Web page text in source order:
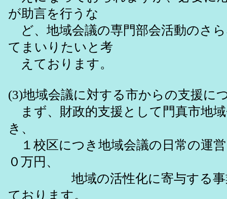
が助言を行うな
ど、地域会議の専門部会活動のさ
てまいりたいと考
えております。
(3)地域会議に対する市からの支援に
まず、財政的支援として門真市地
き、
１校区につき地域会議の日常の運
０万円、
地域の活性化に寄与する事業
ております。